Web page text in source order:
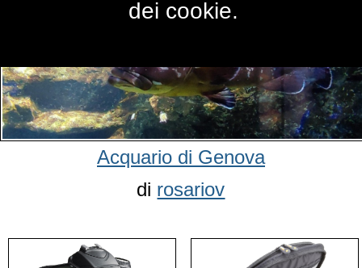
Acquario di Genova
di rosariov
dei cookie.